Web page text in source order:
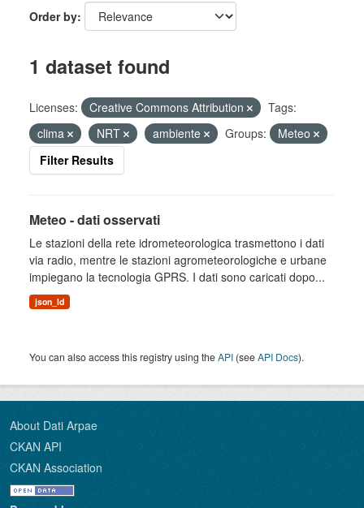
Order by
1 dataset found
Licenses: Creative Commons Attribution
Tags:
clima
NRT ambiente Groups:
Meteo
Filter Results
Meteo - dati osservati
Le stazioni della rete idrometeorologica trasmettono i dati
via radio, mentre le stazioni agrometeorologiche e urbane
impiegano la tecnologia GPRS. I dati sono caricati dopo...
json_ld
You can also access this registry using theAPI (seeAPI Docs).
About Dati Arpae
CKAN API
CKAN Association